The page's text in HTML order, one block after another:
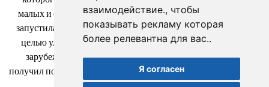
взаимодействие., чтобы
показывать рекламу которая
более релевантна для вас..
Я согласен
малых и средних предприятий, и благодаря которому она
запустила Международный план цифрового маркетинга с
целью улучшения своего онлайн-позиционирования на
зарубежных рынках в течение 2021 год. Для этого он
получил поддержку программы XPANDE DIGITAL Торговой